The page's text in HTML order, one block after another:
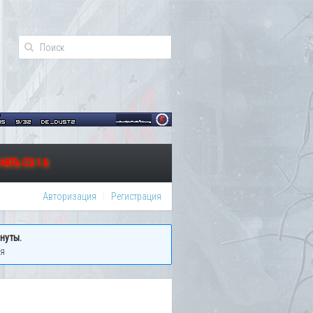
CS 1.6
Авторизация Регистрация